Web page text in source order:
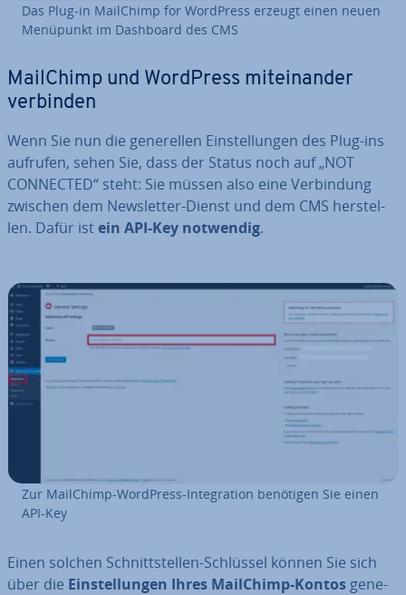
Das Plug-in MailChimp for WordPress erzeugt einen neuen
Menüpunkt im Dashboard des CMS
MailChimp und WordPress mit­ein­an­der
verbinden
Wenn Sie nun die ge­ne­rel­len Ein­stel­lun­gen des Plug-ins
aufrufen, sehen Sie, dass der Status noch auf „NOT
CONNECTED“ steht: Sie müssen also eine Ver­bin­dung
zwischen dem News­let­ter-Dienst und dem CMS her­stel­
len. Dafür istein API-Key notwendig.
Zur MailChimp-WordPress-In­te­gra­ti­on benötigen Sie einen
API-Key
Einen solchen Schnitt­stel­len-Schlüssel können Sie sich
über die Ein­stel­lun­gen Ihres MailChimp-Kontos ge­ne­